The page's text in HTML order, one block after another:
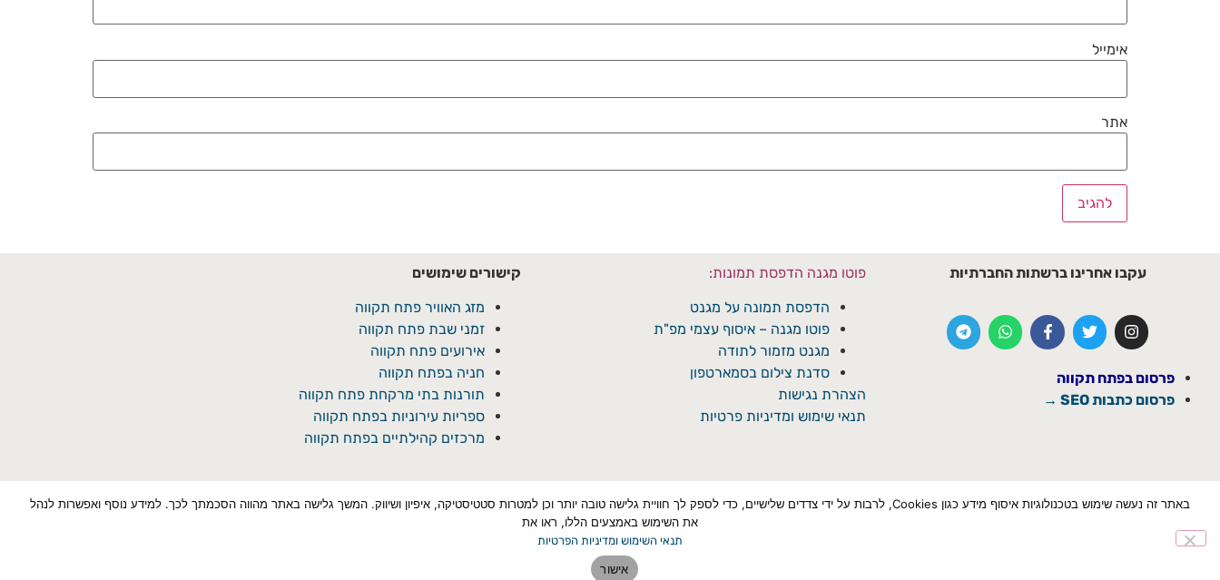
אימייל
אתר
עקבו אחרינו ברשתות החברתיות
פרסום בפתח תקווה
פרסום כתבות SEO →
פוטו מגנה הדפסת תמונות:
הדפסת תמונה על מגנט
פוטו מגנה – איסוף עצמי מפ"ת
מגנט מזמור לתודה
סדנת צילום בסמארטפון
הצהרת נגישות
תנאי שימוש ומדיניות פרטיות
קישורים שימושים
מזג האוויר פתח תקווה
זמני שבת פתח תקווה
אירועים פתח תקווה
חניה בפתח תקווה
תורנות בתי מרקחת פתח תקווה
ספריות עירוניות בפתח תקווה
מרכזים קהילתיים בפתח תקווה
באתר זה נעשה שימוש בטכנולוגיות איסוף מידע כגון Cookies, לרבות על ידי צדדים שלישיים, כדי לספק לך חוויית גלישה טובה יותר וכן למטרות סטטיסטיקה, איפיון ושיווק. המשך גלישה באתר מהווה הסכמתך לכך. למידע נוסף ואפשרות לנהל
את השימוש באמצעים הללו, ראו את
תנאי השימוש ומדיניות הפרטיות
אישור